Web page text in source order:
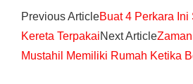
Previous ArticleBuat 4 Perkara
Kereta TerpakaiNext Article
Mustahil Memiliki Rumah Ketika